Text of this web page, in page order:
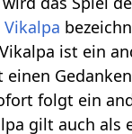
Vikalpa
ist ein
einen
folgt ein
gilt auch als